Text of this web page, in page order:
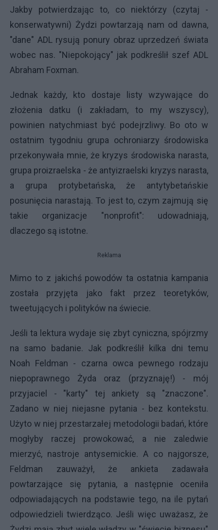
Jakby potwierdzając to, co niektórzy (czytaj -
konserwatywni) Żydzi powtarzają nam od dawna,
"dane" ADL rysują ponury obraz uprzedzeń świata
wobec nas. "Niepokojący" jak podkreślił szef ADL
Abraham Foxman.
Jednak każdy, kto dostaje listy wzywające do
złożenia datku (i zakładam, to my wszyscy),
powinien natychmiast być podejrzliwy. Bo oto w
ostatnim tygodniu grupa ochroniarzy środowiska
przekonywała mnie, że kryzys środowiska narasta,
grupa proizraelska - że antyizraelski kryzys narasta,
a grupa protybetańska, że antytybetańskie
posunięcia narastają. To jest to, czym zajmują się
takie organizacje "nonprofit": udowadniają,
dlaczego są istotne.
Reklama
Mimo to z jakichś powodów ta ostatnia kampania
została przyjęta jako fakt przez teoretyków,
tweetujących i polityków na świecie.
Jeśli ta lektura wydaje się zbyt cyniczna, spójrzmy
na samo badanie. Jak podkreślił kilka dni temu
Noah Feldman - czarna owca pewnego rodzaju
niepoprawnego Żyda oraz (przyznaję!) - mój
przyjaciel - "karty" tej ankiety są "znaczone".
Zadano w niej niejasne pytania - bez kontekstu.
Użyto w niej przestarzałej metodologii badań, które
mogłyby raczej prowokować, a nie zaledwie
mierzyć, nastroje antysemickie. A co najgorsze,
Feldman zauważył, że ankieta zadawała
powtarzające się pytania, a następnie oceniła
odpowiadających na podstawie tego, na ile pytań
odpowiedzieli twierdząco. Jeśli więc uważasz, że